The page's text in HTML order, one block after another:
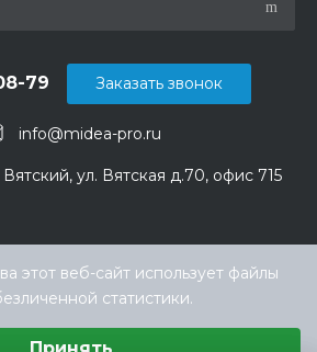
info@midea-pro.ru
79
ул. Вятская д.70, офис 715
Заказать звонок
этот веб-сайт использует файлы
статистики.